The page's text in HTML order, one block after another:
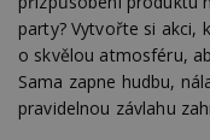
party? Vytvořte si akci,
o skvělou atmosféru,
Sama zapne hudbu,
pravidelnou závlahu